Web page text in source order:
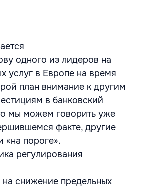
одного из лидеров на
услуг в Европе на время
план внимание к другим
в банковский
мы можем говорить уже
факте, другие
«на пороге».
регулирования
снижение предельных